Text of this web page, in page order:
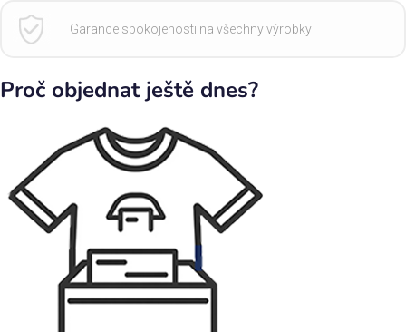
Garance spokojenosti na všechny výrobky
Proč objednat ještě dnes?